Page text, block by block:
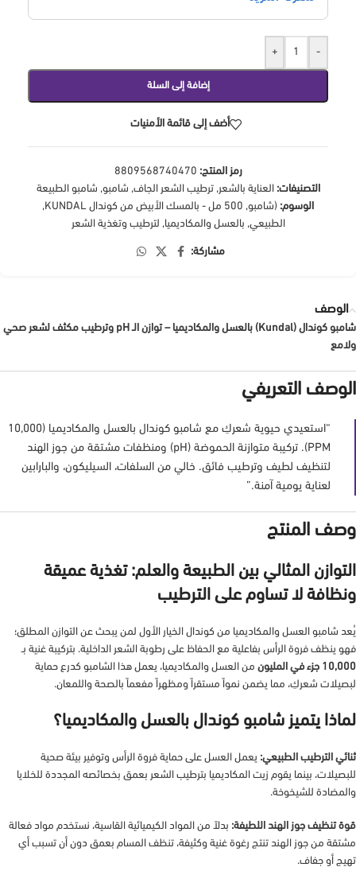
-
+
إضافة إلى السلة
أضف إلى قائمة الأمنيات
رمز المنتج: 8809568740470
التصنيفات: العناية بالشعر, ترطيب الشعر الجاف, شامبو, شامبو الطبيعة
الوسوم: (شامبو, 500 مل - بالمسك الأبيض من كوندال KUNDAL
,
الطبيعي, بالعسل والمكاديميا, لترطيب وتغذية الشعر
مشاركة:
الوصف
شامبو كوندال (Kundal) بالعسل والمكاديميا – توازن الـ pH وترطيب مكثف لشعر صحي
ولامع
الوصف التعريفي
“استعيدي حيوية شعركِ مع شامبو كوندال بالعسل والمكاديميا (10,000
PPM). تركيبة متوازنة الحموضة (pH) ومنظفات مشتقة من جوز الهند
لتنظيف لطيف وترطيب فائق. خالي من السلفات، السيليكون، والبارابين
لعناية يومية آمنة.”
وصف المنتج
التوازن المثالي بين الطبيعة والعلم: تغذية عميقة
ونظافة لا تساوم على الترطيب
يُعد شامبو العسل والمكاديميا من كوندال الخيار الأول لمن يبحث عن التوازن المطلق؛
فهو ينظف فروة الرأس بفاعلية مع الحفاظ على رطوبة الشعر الداخلية. بتركيبة غنية بـ
10,000 جزء في المليون
من العسل والمكاديميا، يعمل هذا الشامبو كدرع حماية
لبصيلات شعركِ، مما يضمن نمواً مستقراً ومظهراً مفعماً بالصحة واللمعان.
لماذا يتميز شامبو كوندال بالعسل والمكاديميا؟
ثنائي الترطيب الطبيعي: يعمل العسل على حماية فروة الرأس وتوفير بيئة صحية
للبصيلات، بينما يقوم زيت المكاديميا بترطيب الشعر بعمق بخصائصه المجددة للخلايا
والمضادة للشيخوخة.
قوة تنظيف جوز الهند اللطيفة: بدلاً من المواد الكيميائية القاسية، نستخدم مواد فعالة
مشتقة من جوز الهند تنتج رغوة غنية وكثيفة، تنظف المسام بعمق دون أن تسبب أي
تهيج أو جفاف.